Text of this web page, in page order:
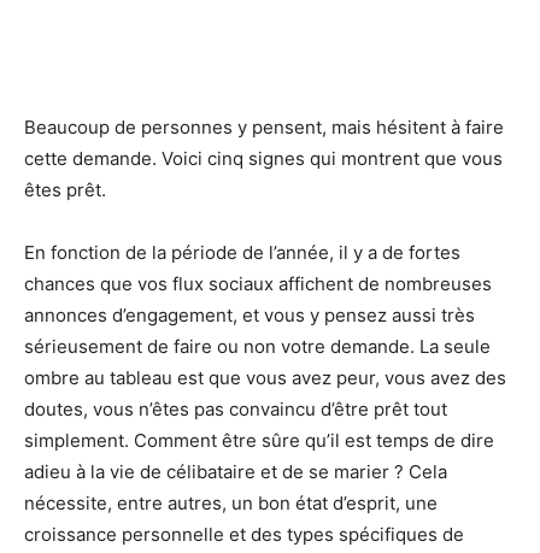
Beaucoup de personnes y pensent, mais hésitent à faire
cette demande. Voici cinq signes qui montrent que vous
êtes prêt.
En fonction de la période de l’année, il y a de fortes
chances que vos flux sociaux affichent de nombreuses
annonces d’engagement, et vous y pensez aussi très
sérieusement de faire ou non votre demande. La seule
ombre au tableau est que vous avez peur, vous avez des
doutes, vous n’êtes pas convaincu d’être prêt tout
simplement. Comment être sûre qu’il est temps de dire
adieu à la vie de célibataire et de se marier ? Cela
nécessite, entre autres, un bon état d’esprit, une
croissance personnelle et des types spécifiques de